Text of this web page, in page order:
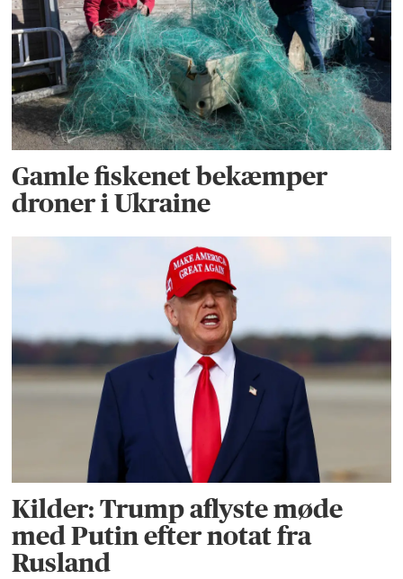
Gamle fiskenet bekæmper
droner i Ukraine
Kilder: Trump aflyste møde
med Putin efter notat fra
Rusland